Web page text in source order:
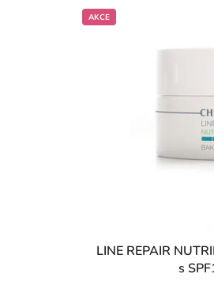
AKCE
LINE REPAIR
s